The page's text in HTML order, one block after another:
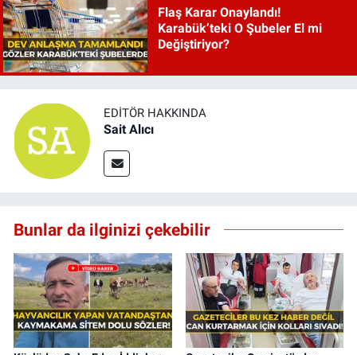
Flaş Karar Onaylandı!
Karabük’teki O Şubeler El mi
Değiştiriyor?
EDITÖR HAKKINDA
Sait Alıcı
Bunlar da ilginizi çekebilir